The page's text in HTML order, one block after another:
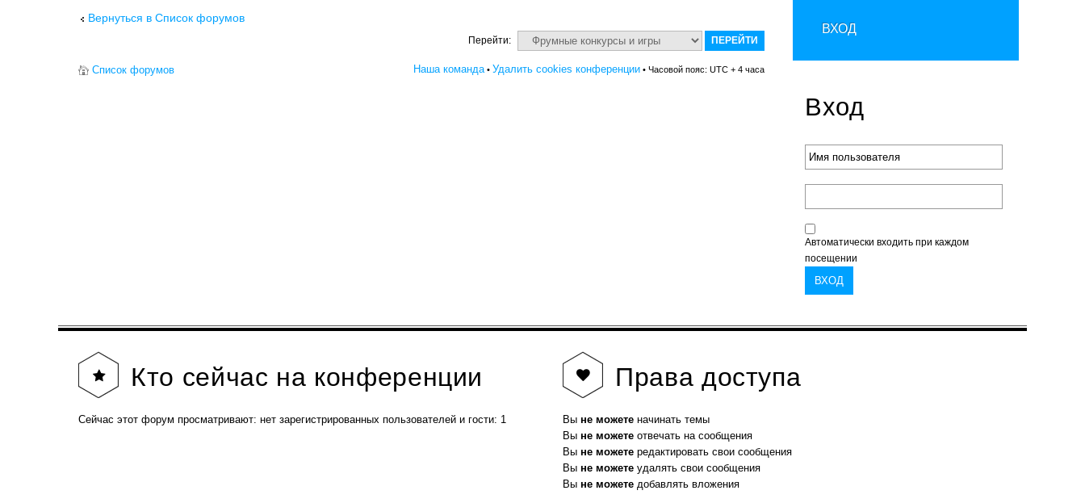
Вернуться в Список форумов
Перейти:
Список форумов Наша команда• Удалить cookies конференции • Часовой пояс: UTC + 4 часа
ВХОД
Вход
Автоматически входить при каждом
посещении
Кто сейчас на конференции
Сейчас этот форум просматривают: нет зарегистрированных пользователей и гости: 1
Права доступа
Вы не можете начинать темы
Вы не можете отвечать на сообщения
Вы не можете редактировать свои сообщения
Вы не можете удалять свои сообщения
Вы не можете добавлять вложения